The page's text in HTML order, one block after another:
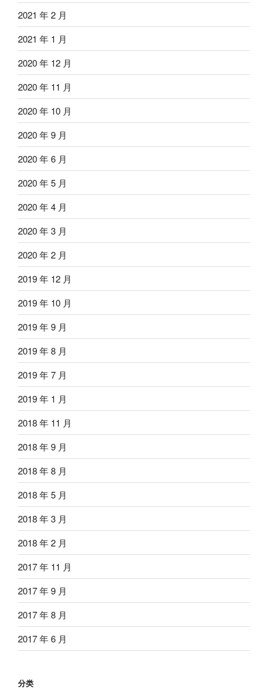
2021 年 2 月
2021 年 1 月
2020 年 12 月
2020 年 11 月
2020 年 10 月
2020 年 9 月
2020 年 6 月
2020 年 5 月
2020 年 4 月
2020 年 3 月
2020 年 2 月
2019 年 12 月
2019 年 10 月
2019 年 9 月
2019 年 8 月
2019 年 7 月
2019 年 1 月
2018 年 11 月
2018 年 9 月
2018 年 8 月
2018 年 5 月
2018 年 3 月
2018 年 2 月
2017 年 11 月
2017 年 9 月
2017 年 8 月
2017 年 6 月
分类